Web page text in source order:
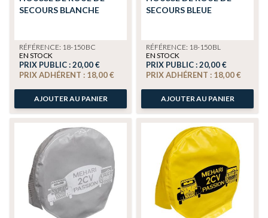
SECOURS BLANCHE
RÉFÉRENCE: 18-150BC
EN STOCK
PRIX PUBLIC :20,00 €
PRIX ADHÉRENT : 18,00 €
AJOUTER AU PANIER
SECOURS BLEUE
RÉFÉRENCE: 18-150BL
EN STOCK
PRIX PUBLIC :20,00 €
PRIX ADHÉRENT : 18,00 €
AJOUTER AU PANIER